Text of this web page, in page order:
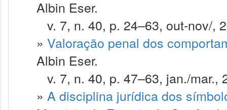
Albin Eser.
v. 7, n. 40, p. 24–63, out-nov/,
» Valoração penal dos
Albin Eser.
v. 7, n. 40, p. 47–63, jan./mar.,
» A disciplina jurídica dos